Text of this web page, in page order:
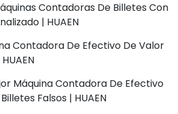
Contadoras De Billetes Con
| HUAEN
Contadora De Efectivo De Valor
Máquina Contadora De Efectivo
Falsos | HUAEN